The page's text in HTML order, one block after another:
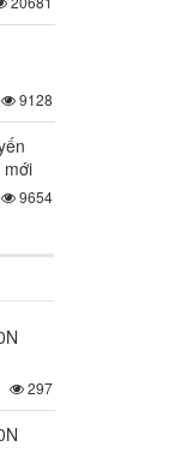
9128
mới
9654
297